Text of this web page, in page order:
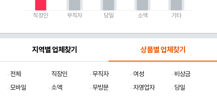
직장인 무직자 당일 소액 기타
지역별 업체찾기 상품별 업체찾기
전체 직장인 무직자 여성
비상금
모바일
소액 무방문 자영업자
당일